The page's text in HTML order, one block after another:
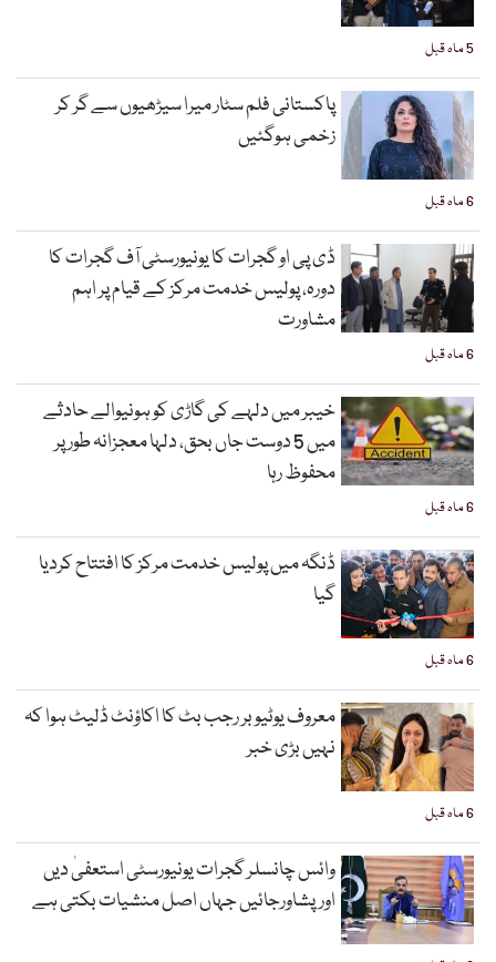
5 ماہ قبل
6 ماہ قبل
پاکستانی فلم سٹار میرا سیڑھیوں سے گر کر
زخمی ہوگئیں
6 ماہ قبل
ڈی پی او گجرات کا یونیورسٹی آف گجرات کا
دورہ، پولیس خدمت مرکز کے قیام پر اہم
مشاورت
6 ماہ قبل
خیبر میں دلہے کی گاڑی کو ہونیوالے حادثے
میں 5 دوست جاں بحق، دلہا معجزانہ طور پر
محفوظ رہا
6 ماہ قبل
ڈنگہ میں پولیس خدمت مرکز کا افتتاح کردیا
گیا
6 ماہ قبل
معروف یوٹیوبر رجب بٹ کا اکاؤنٹ ڈلیٹ ہوا کہ
نہیں بڑی خبر
وائس چانسلر گجرات یونیورسٹی استعفیٰ دیں
اورپشاورجائیں جہاں اصل منشیات بکتی ہے